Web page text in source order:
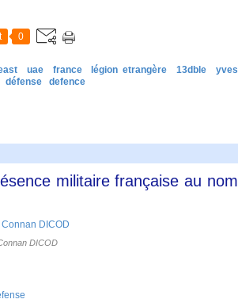
0
uae france légion etrangère 13dble
yves
défense
defence
militaire française au nom
DICOD